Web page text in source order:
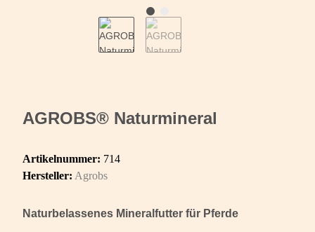
AGROBS® Naturmineral
Artikelnummer: 714
Hersteller: Agrobs
Naturbelassenes Mineralfutter für Pferde